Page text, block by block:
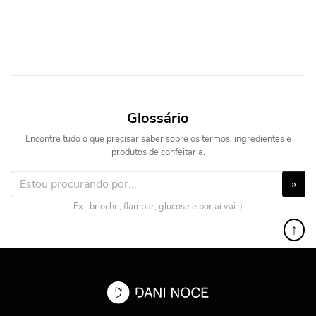
Glossário
Encontre tudo o que precisar saber sobre os termos, ingredientes e
produtos de confeitaria.
»
Ex.: brioche, flambar, glucose e por aí vai :)
↑